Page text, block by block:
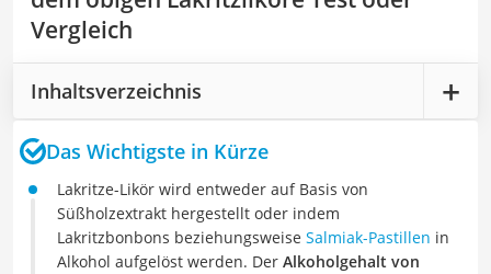
Vergleich
Inhaltsverzeichnis
Das Wichtigste in Kürze
Lakritze-Likör wird entweder auf Basis von
Süßholzextrakt hergestellt oder indem
Lakritzbonbons beziehungsweise Salmiak-Pastillen in
Alkohol aufgelöst werden. Der Alkoholgehalt von